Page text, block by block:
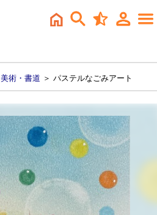
美術・書道 ＞ パステルなごみアート